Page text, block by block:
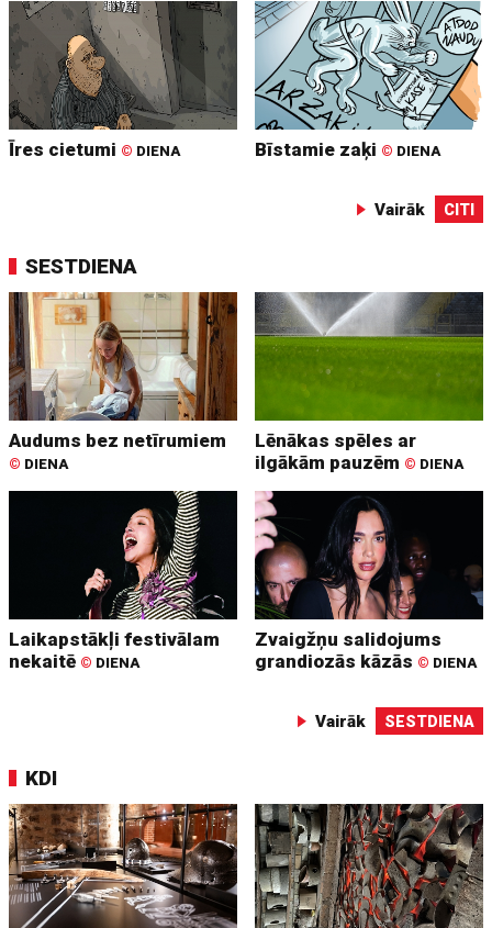
Īres cietumi © DIENA Bīstamie zaķi © DIENA
Vairāk CITI
SESTDIENA
Audums bez netīrumiem
© DIENA
Lēnākas spēles ar
ilgākām pauzēm © DIENA
Laikapstākļi festivālam
nekaitē © DIENA
Zvaigžņu salidojums
grandiozās kāzās © DIENA
Vairāk SESTDIENA
KDI